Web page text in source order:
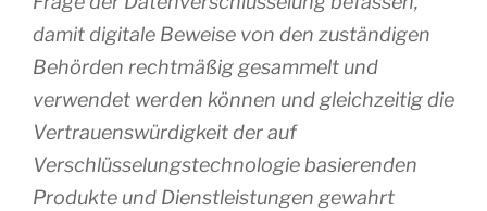
damit digitale Beweise von den zuständigen
Behörden rechtmäßig gesammelt und
verwendet werden können und gleichzeitig die
Vertrauenswürdigkeit der auf
Verschlüsselungstechnologie basierenden
Produkte und Dienstleistungen gewahrt